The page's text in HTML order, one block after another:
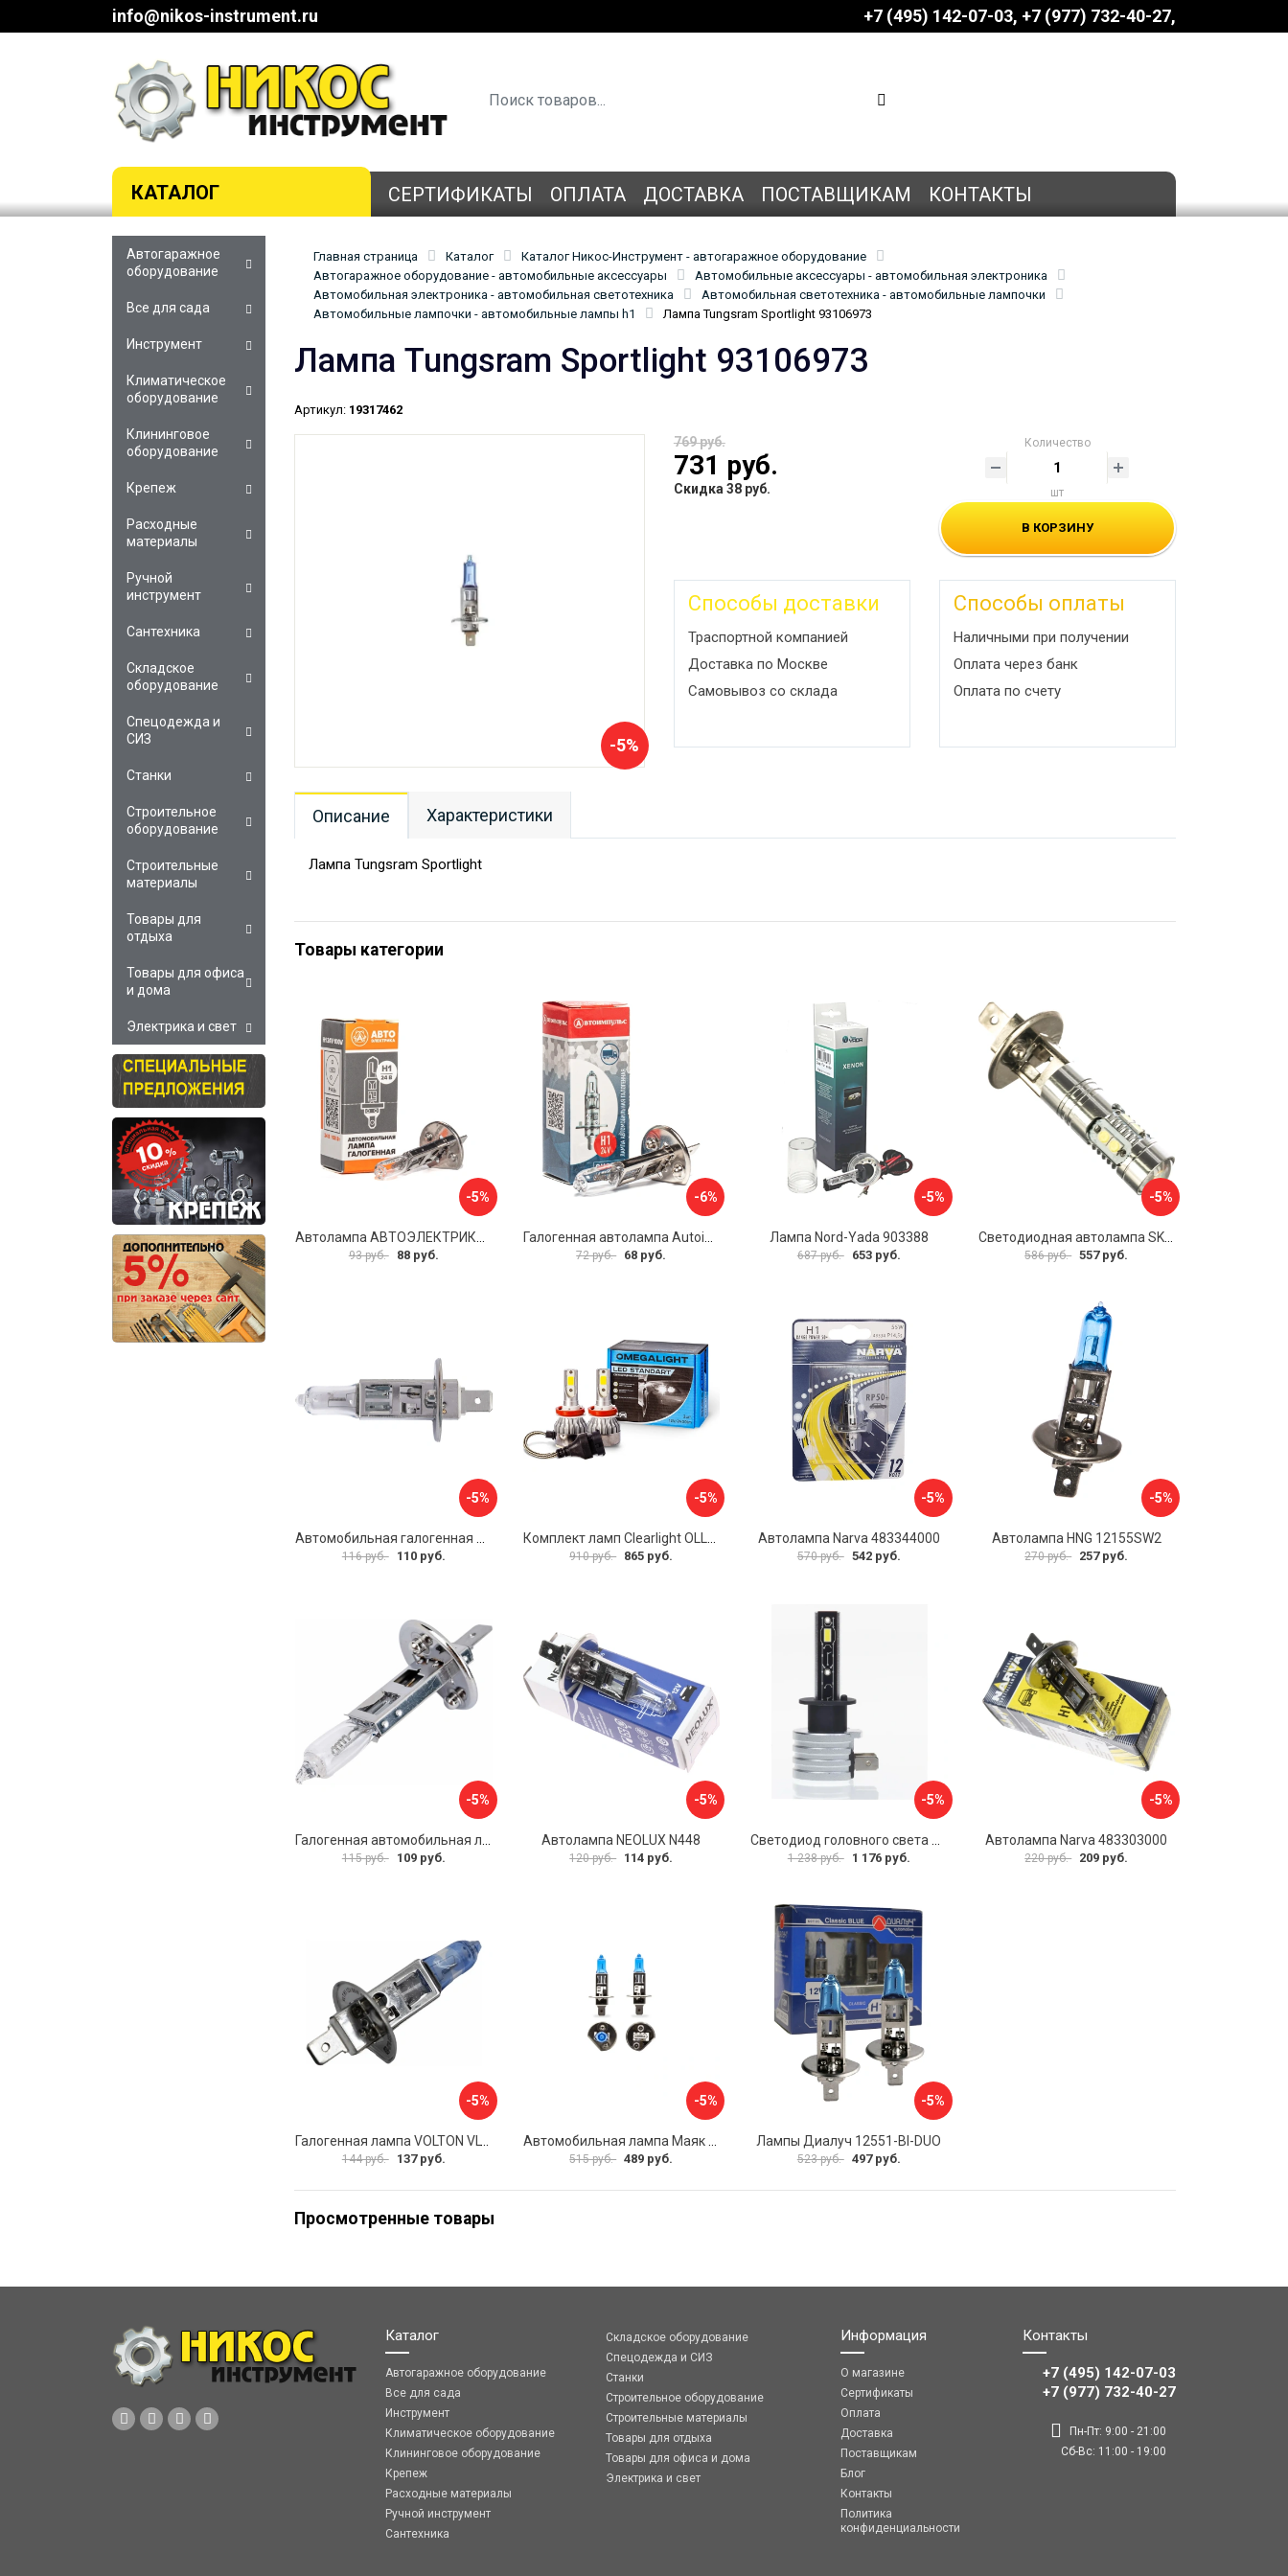
info@nikos-instrument.ru +7 (495) 142-07-03 ‎‎+7 (977) 732-40-27
КАТАЛОГ СЕРТИФИКАТЫ ОПЛАТА ДОСТАВКА ПОСТАВЩИКАМ КОНТАКТЫ
Главная страница Каталог
Каталог Никос-Инструмент - автогаражное оборудование
Автогаражное оборудование - автомобильные аксессуары
Автомобильные аксессуары - автомобильная электроника
Автомобильная электроника - автомобильная светотехника
Автомобильная светотехника - автомобильные лампочки
Автомобильные лампочки - автомобильные лампы h1
Лампа Tungsram Sportlight 93106973
Лампа Tungsram Sportlight 93106973
Артикул: 19317462
-5%
769 руб.
731 руб.
Скидка 38 руб.
Количество
шт
В КОРЗИНУ
Способы доставки
Траспортной компанией
Доставка по Москве
Самовывоз со склада
Способы оплаты
Наличными при получении
Оплата через банк
Оплата по счету
Описание Характеристики
Лампа Tungsram Sportlight
Товары категории
-5%
93 руб. 88 руб.
-6%
72 руб. 68 руб.
-5%
Лампа Nord-Yada 903388
687 руб. 653 руб.
-5%
Светодиодная автолампа SKYWAY S0820203
586 руб. 557 руб.
-5%
Автомобильная галогенная лампа Маяк 2120
116 руб. 110 руб.
-5%
Комплект ламп Clearlight OLLEDH1ST-2
910 руб. 865 руб.
-5%
Автолампа Narva 483344000
570 руб. 542 руб.
-5%
Автолампа HNG 12155SW2
270 руб. 257 руб.
-5%
115 руб. 109 руб.
-5%
Автолампа NEOLUX N448
120 руб. 114 руб.
-5%
1 238 руб. 1 176 руб.
-5%
Автолампа Narva 483303000
220 руб. 209 руб.
-5%
Галогенная лампа VOLTON VLT1601
144 руб. 137 руб.
-5%
515 руб. 489 руб.
-5%
Лампы Диалуч 12551-Bl-DUO
523 руб. 497 руб.
Просмотренные товары
Автогаражное
оборудование
Все для сада
Инструмент
Климатическое
оборудование
Клининговое
оборудование
Крепеж
Расходные
материалы
Ручной
инструмент
Сантехника
Складское
оборудование
Спецодежда и
СИЗ
Станки
Строительное
оборудование
Строительные
материалы
Товары для
отдыха
Товары для офиса
и дома
Электрика и свет
Каталог
Автогаражное оборудование
Все для сада
Инструмент
Климатическое оборудование
Клининговое оборудование
Крепеж
Расходные материалы
Ручной инструмент
Сантехника
Складское оборудование
Спецодежда и СИЗ
Станки
Строительное оборудование
Строительные материалы
Товары для отдыха
Товары для офиса и дома
Электрика и свет
Информация
О магазине
Сертификаты
Оплата
Доставка
Поставщикам
Блог
Контакты
Политика
конфиденциальности
Контакты
+7 (495) 142-07-03
‎‎+7 (977) 732-40-27
Пн-Пт: 9:00 - 21:00
Сб-Вс: 11:00 - 19:00